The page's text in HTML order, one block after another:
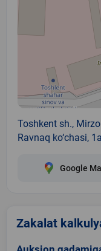
Toshkent sh.,
Ravnaq ko‘chasi,
Google
Zakalat